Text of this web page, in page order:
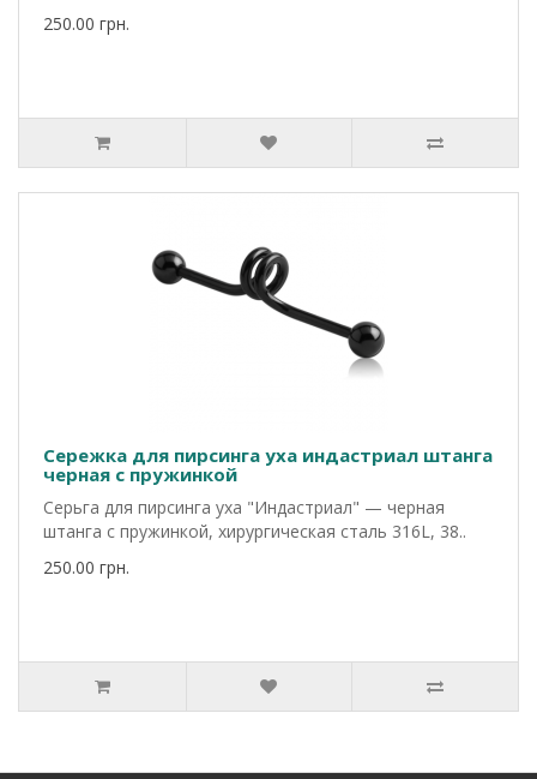
250.00 грн.
Сережка для пирсинга уха индастриал штанга
черная с пружинкой
Серьга для пирсинга уха "Индастриал" — черная
штанга с пружинкой, хирургическая сталь 316L, 38..
250.00 грн.